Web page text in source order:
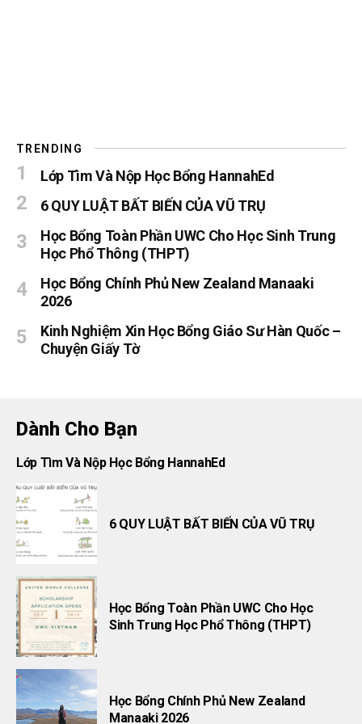
TRENDING
Lớp Tìm Và Nộp Học Bổng HannahEd
6 QUY LUẬT BẤT BIẾN CỦA VŨ TRỤ
Học Bổng Toàn Phần UWC Cho Học Sinh Trung
Học Phổ Thông (THPT)
Học Bổng Chính Phủ New Zealand Manaaki
2026
Kinh Nghiệm Xin Học Bổng Giáo Sư Hàn Quốc –
Chuyện Giấy Tờ
Dành Cho Bạn
Lớp Tìm Và Nộp Học Bổng HannahEd
6 QUY LUẬT BẤT BIẾN CỦA VŨ TRỤ
Học Bổng Toàn Phần UWC Cho Học
Sinh Trung Học Phổ Thông (THPT)
Học Bổng Chính Phủ New Zealand
Manaaki 2026